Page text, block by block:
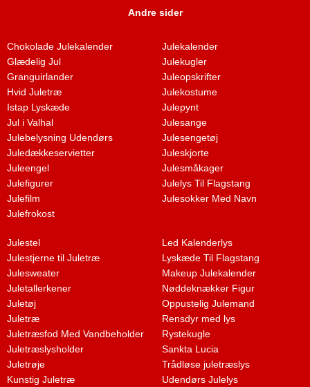
Andre sider
Chokolade Julekalender
Glædelig Jul
Granguirlander
Hvid Juletræ
Istap Lyskæde
Jul i Valhal
Julebelysning Udendørs
Juledækkeservietter
Juleengel
Julefigurer
Julefilm
Julefrokost
Julekalender
Julekugler
Juleopskrifter
Julekostume
Julepynt
Julesange
Julesengetøj
Juleskjorte
Julesmåkager
Julelys Til Flagstang
Julesokker Med Navn
Julestel
Julestjerne til Juletræ
Julesweater
Juletallerkener
Juletøj
Juletræ
Juletræsfod Med Vandbeholder
Juletræslysholder
Juletrøje
Kunstig Juletræ
Led Kalenderlys
Lyskæde Til Flagstang
Makeup Julekalender
Nøddeknækker Figur
Oppustelig Julemand
Rensdyr med lys
Rystekugle
Sankta Lucia
Trådløse juletræslys
Udendørs Julelys